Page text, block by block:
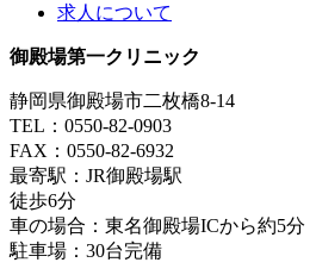
求人について
御殿場第一クリニック
静岡県御殿場市二枚橋8-14
TEL：0550-82-0903
FAX：0550-82-6932
最寄駅：JR御殿場駅
徒歩6分
車の場合：東名御殿場ICから約5分
駐車場：30台完備